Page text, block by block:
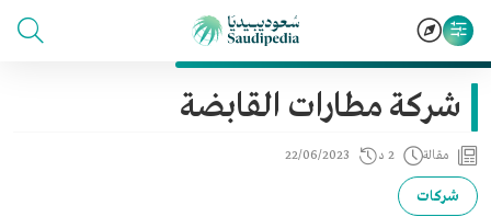
شركة مطارات القابضة
مقالة 2 د 22/06/2023
شركات